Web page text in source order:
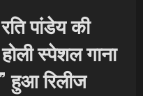
पांडेय की
स्पेशल गाना
हुआ रिलीज